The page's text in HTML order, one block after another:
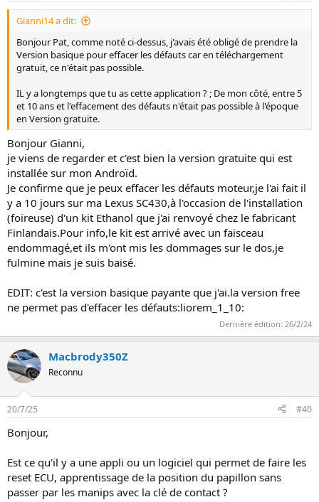
Gianni14 a dit:
Bonjour Pat, comme noté ci-dessus, j'avais été obligé de prendre la
Version basique pour effacer les défauts car en téléchargement
gratuit, ce n'était pas possible.
IL y a longtemps que tu as cette application ? ; De mon côté, entre 5
et 10 ans et l'effacement des défauts n'était pas possible à l'époque
en Version gratuite.
Bonjour Gianni,
je viens de regarder et c'est bien la version gratuite qui est
installée sur mon Androïd.
Je confirme que je peux effacer les défauts moteur,je l'ai fait il
y a 10 jours sur ma Lexus SC430,à l'occasion de l'installation
(foireuse) d'un kit Ethanol que j'ai renvoyé chez le fabricant
Finlandais.Pour info,le kit est arrivé avec un faisceau
endommagé,et ils m'ont mis les dommages sur le dos,je
fulmine mais je suis baisé.
EDIT: c'est la version basique payante que j'ai.la version free
ne permet pas d'effacer les défauts:liorem_1_10:
Dernière édition: 26/2/24
Macbrody350Z
Reconnu
20/7/25 #40
Bonjour,
Est ce qu'il y a une appli ou un logiciel qui permet de faire les
reset ECU, apprentissage de la position du papillon sans
passer par les manips avec la clé de contact ?